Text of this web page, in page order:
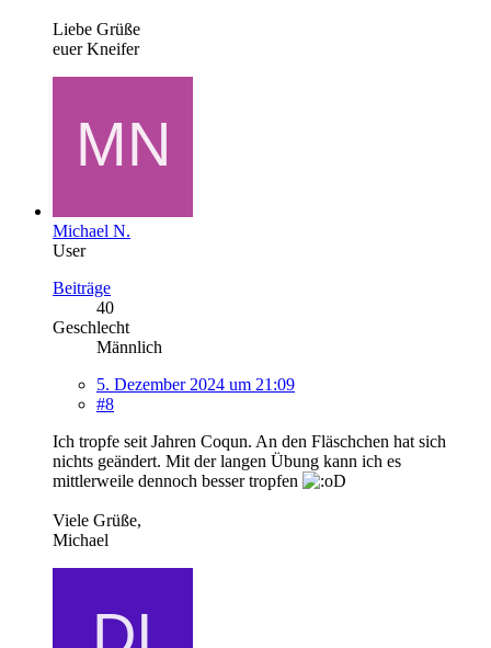
Liebe Grüße
euer Kneifer
Michael N.
User
Beiträge
40
Geschlecht
Männlich
5. Dezember 2024 um 21:09
#8
Ich tropfe seit Jahren Coqun. An den Fläschchen hat sich
nichts geändert. Mit der langen Übung kann ich es
mittlerweile dennoch besser tropfen
Viele Grüße,
Michael